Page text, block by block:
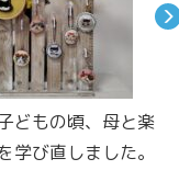
どもの頃、母と楽
学び直しました。